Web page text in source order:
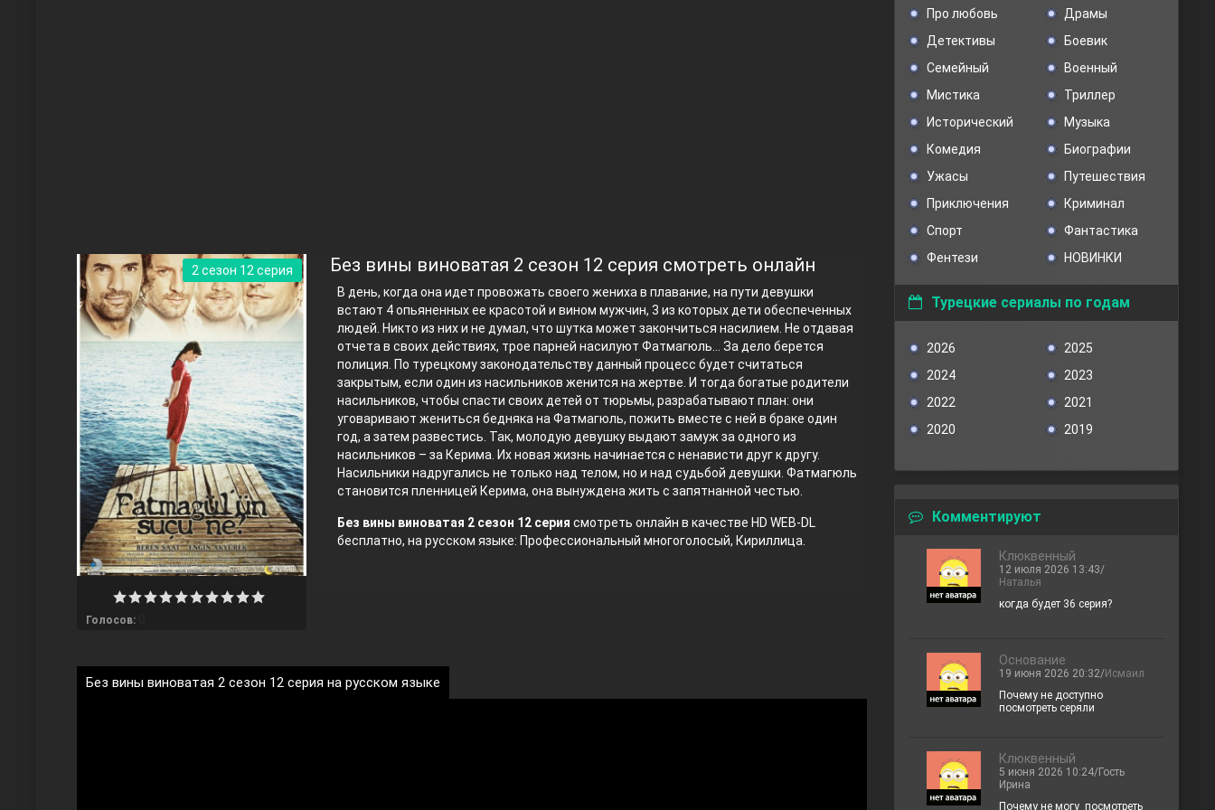
Правосyдие
Любовь напрокат
Без вины виноватая 2 сезон 12 серия смотреть онлайн
В день, когда она идет провожать своего жениха в плавание, на пути девушки
встают 4 опьяненных ее красотой и вином мужчин, 3 из которых дети обеспеченных
людей. Никто из них и не думал, что шутка может закончиться насилием. Не отдавая
отчета в своих действиях, трое парней насилуют Фатмагюль… За дело берется
полиция. По турецкому законодательству данный процесс будет считаться
закрытым, если один из насильников женится на жертве. И тогда богатые родители
насильников, чтобы спасти своих детей от тюрьмы, разрабатывают план: они
уговаривают жениться бедняка на Фатмагюль, пожить вместе с ней в браке один
год, а затем развестись. Так, молодую девушку выдают замуж за одного из
насильников – за Керима. Их новая жизнь начинается с ненависти друг к другу.
Насильники надругались не только над телом, но и над судьбой девушки. Фатмагюль
становится пленницей Керима, она вынуждена жить с запятнанной честью.
Без вины виноватая 2 сезон 12 серия смотреть онлайн в качестве HD WEB-DL
бесплатно, на русском языке: Профессиональный многоголосый, Кириллица.
Голосов:
2 сезон 12 серия
Без вины виноватая 2 сезон 12 серия на русском языке
Про любовь
Драмы
Детективы
Боевик
Семейный
Военный
Мистика
Триллер
Исторический
Музыка
Комедия
Биографии
Ужасы
Путешествия
Приключения
Криминал
Спорт
Фантастика
Фентези
НОВИНКИ
Турецкие сериалы по годам
2026
2025
2024
2023
2022
2021
2020
2019
Комментируют
Клюквенный
12 июля 2026 13:43/
Наталья
когда будет 36 серия?
Основание
19 июня 2026 20:32/Исмаил
Почему не доступно
посмотреть серяли
Клюквенный
5 июня 2026 10:24/Гость
Ирина
Почему не могу посмотреть